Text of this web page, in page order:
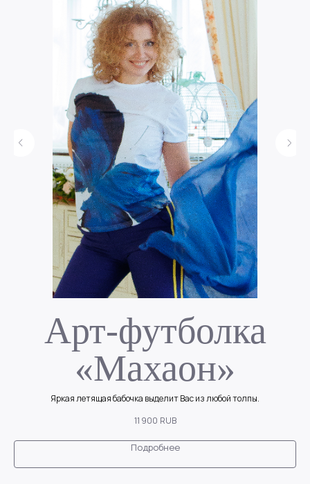
Арт-футболка
«Махаон»
Яркая летящая бабочка выделит Вас из любой толпы.
11 900 RUB
Подробнее